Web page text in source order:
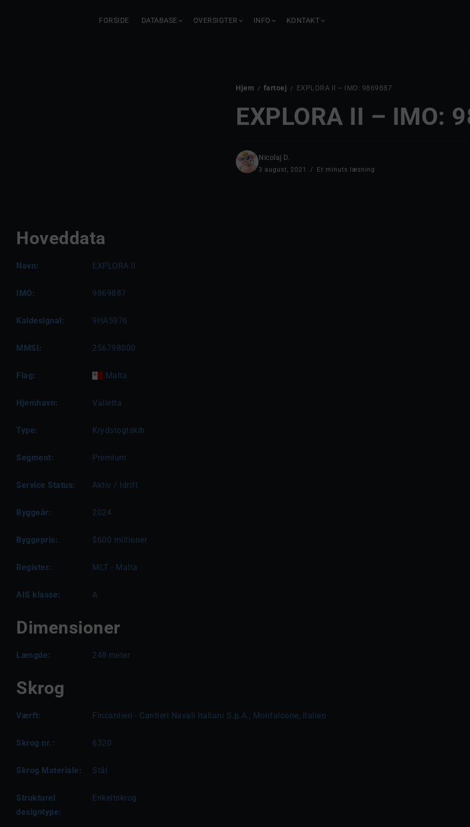
FORSIDE DATABASE OVERSIGTER INFO KONTAKT
Hjem / fartoej / EXPLORA II – IMO: 9869887
EXPLORA II – IMO:
Nicolaj D.
3 august, 2021 Et minuts læsning
Hoveddata
Navn: EXPLORA II
IMO: 9869887
Kaldesignal: 9HA5976
MMSI: 256798000
Flag: Malta
Hjemhavn: Valletta
Type: Krydstogtskib
Segment: Premium
Service Status: Aktiv / Idrift
Byggeår: 2024
Byggepris: $600 millioner
Register: MLT - Malta
AIS klasse: A
Dimensioner
Længde: 248 meter
Skrog
Værft: Fincantieri - Cantieri Navali Italiani S.p.A., Monfalcone, Italien
Skrog nr.: 6320
Skrog Materiale: Stål
Strukturel
designtype:
Enkeltskrog